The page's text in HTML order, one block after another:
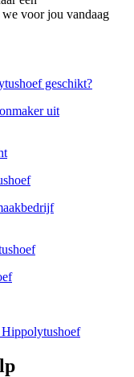
voor jou vandaag
geschikt?
uit